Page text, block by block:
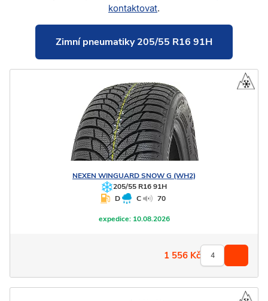
kontaktovat.
Zimní pneumatiky 205/55 R16 91H
NEXEN WINGUARD SNOW G (WH2)
205/55 R16 91H
D
C 70
expedice:10.08.2026
1 556 Kč